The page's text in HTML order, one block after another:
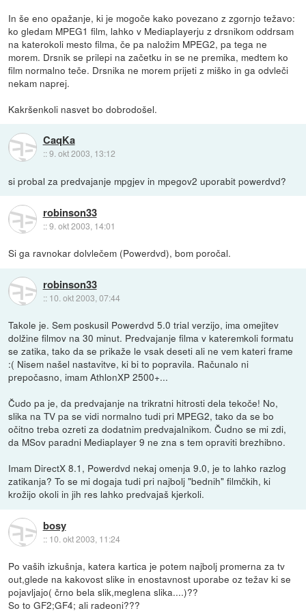
In še eno opažanje, ki je mogoče kako povezano z zgornjo težavo:
ko gledam MPEG1 film, lahko v Mediaplayerju z drsnikom oddrsam
na katerokoli mesto filma, če pa naložim MPEG2, pa tega ne
morem. Drsnik se prilepi na začetku in se ne premika, medtem ko
film normalno teče. Drsnika ne morem prijeti z miško in ga odvleči
nekam naprej.
Kakršenkoli nasvet bo dobrodošel.
CaqKa
::9. okt 2003, 13:12
si probal za predvajanje mpgjev in mpegov2 uporabit powerdvd?
robinson33
::9. okt 2003, 14:01
Si ga ravnokar dolvlečem (Powerdvd), bom poročal.
robinson33
:: 10. okt 2003, 07:44
Takole je. Sem poskusil Powerdvd 5.0 trial verzijo, ima omejitev
dolžine filmov na 30 minut. Predvajanje filma v kateremkoli formatu
se zatika, tako da se prikaže le vsak deseti ali ne vem kateri frame
:( Nisem našel nastavitve, ki bi to popravila. Računalo ni
prepočasno, imam AthlonXP 2500+...
Čudo pa je, da predvajanje na trikratni hitrosti dela tekoče! No,
slika na TV pa se vidi normalno tudi pri MPEG2, tako da se bo
očitno treba ozreti za dodatnim predvajalnikom. Čudno se mi zdi,
da MSov paradni Mediaplayer 9 ne zna s tem opraviti brezhibno.
Imam DirectX 8.1, Powerdvd nekaj omenja 9.0, je to lahko razlog
zatikanja? To se mi dogaja tudi pri najbolj "bednih" filmčkih, ki
krožijo okoli in jih res lahko predvajaš kjerkoli.
bosy
:: 10. okt 2003, 11:24
Po vaših izkušnja, katera kartica je potem najbolj promerna za tv
out,glede na kakovost slike in enostavnost uporabe oz težav ki se
pojavljajo( črno bela slik,meglena slika....)??
So to GF2;GF4; ali radeoni???